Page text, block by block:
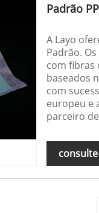
Padrão
A Layo
Padrão.
com fibras
baseados
com
europeu e
parceiro